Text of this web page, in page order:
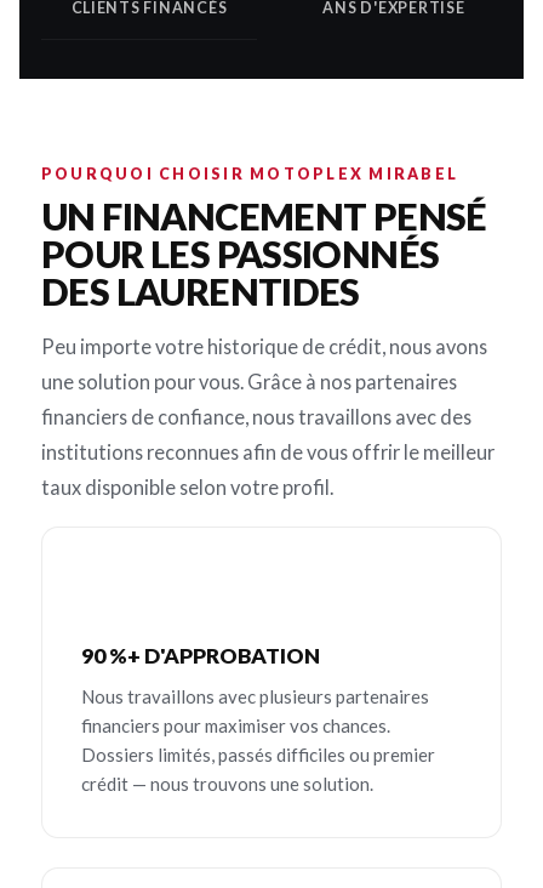
CLIENTS FINANCÉS ANS D'EXPERTISE
POURQUOI CHOISIR MOTOPLEX MIRABEL
UN FINANCEMENT PENSÉ
POUR LES PASSIONNÉS
DES LAURENTIDES
Peu importe votre historique de crédit, nous avons
une solution pour vous. Grâce à nos partenaires
financiers de confiance, nous travaillons avec des
institutions reconnues afin de vous offrir le meilleur
taux disponible selon votre profil.
90 %+ D'APPROBATION
Nous travaillons avec plusieurs partenaires
financiers pour maximiser vos chances.
Dossiers limités, passés difficiles ou premier
crédit — nous trouvons une solution.